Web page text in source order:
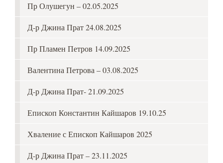
Пр Олушегун – 02.05.2025
Д-р Джина Прат 24.08.2025
Пр Пламен Петров 14.09.2025
Валентина Петрова – 03.08.2025
Д-р Джина Прат- 21.09.2025
Епископ Константин Кайшаров 19.10.25
Хваление с Епископ Кайшаров 2025
Д-р Джина Прат – 23.11.2025